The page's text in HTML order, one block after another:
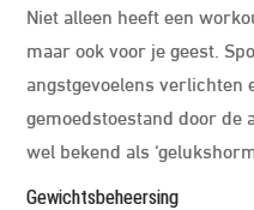
Niet alleen heeft een
maar ook voor je geest.
angstgevoelens verlichten
gemoedstoestand door de
wel bekend als
Gewichtsbeheersing